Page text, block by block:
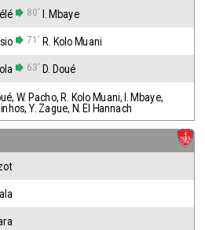
80' I. Mbaye
71' R. Kolo Muani
63' D. Doué
, W. Pacho, R. Kolo Muani, I. Mbaye,
, Y. Zague, N. El Hannach